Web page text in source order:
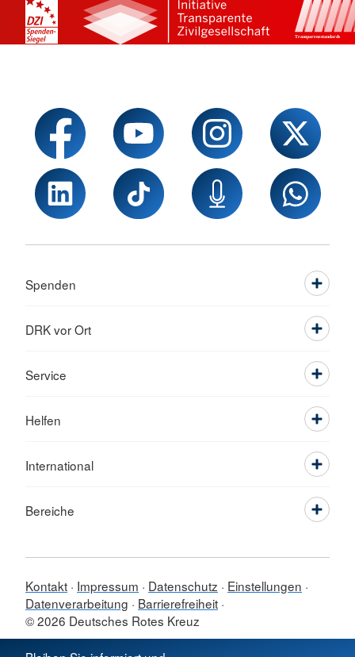
Spenden
DRK vor Ort
Service
Helfen
International
Bereiche
Kontakt Impressum Datenschutz
Einstellungen
Datenverarbeitung
Barrierefreiheit
© 2026 Deutsches Rotes Kreuz
Sprache wechseln zu